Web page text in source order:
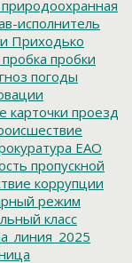
природоохранная
исполнитель
Приходько
пробка пробки
погоды
карточки проезд
ЕАО
пропускной
коррупции
режим
класс